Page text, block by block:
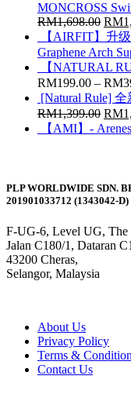
MONCROSS
RM1,698.00 RM
【AIRFIT】升
Graphene Arch
【NATURAL
RM199.00 – RM
[Natural Rule]
RM1,399.00 RM
【AMI】-
PLP WORLDWIDE SDN.
201901033712 (1343042-D)
F-UG-6, Level UG, The
Jalan C180/1, Dataran
43200 Cheras,
Selangor, Malaysia
About Us
Privacy Policy
Terms &
Contact Us